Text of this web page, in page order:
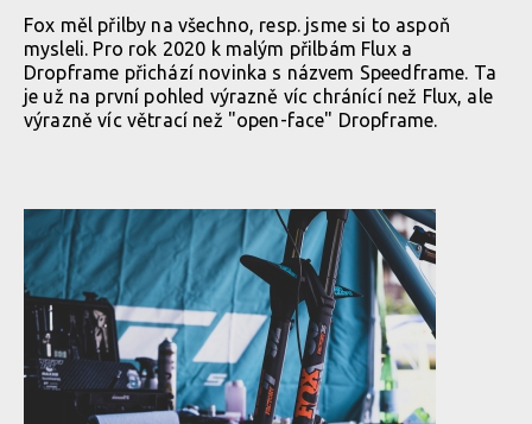
Fox měl přilby na všechno, resp. jsme si to aspoň
mysleli. Pro rok 2020 k malým přilbám Flux a
Dropframe přichází novinka s názvem Speedframe. Ta
je už na první pohled výrazně víc chránící než Flux, ale
výrazně víc větrací než "open-face" Dropframe.